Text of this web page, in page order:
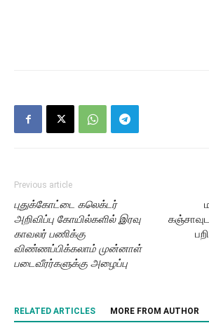
Previous article
புதுக்கோட்டை கலெக்டர்
அறிவிப்பு கோயில்களில் இரவு
காவலர் பணிக்கு
விண்ணப்பிக்கலாம் முன்னாள்
படைவீரர்களுக்கு அழைப்பு
RELATED ARTICLES MORE FROM AUTHOR